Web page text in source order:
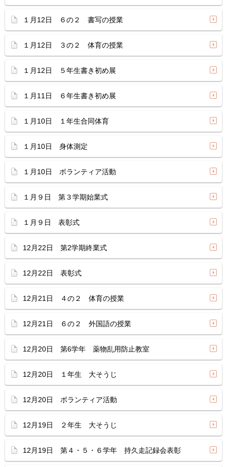
１月12日 ６の２ 書写の授業
１月12日 ３の２ 体育の授業
１月12日 ５年生書き初め展
１月11日 ６年生書き初め展
１月10日 １年生合同体育
１月10日 身体測定
１月10日 ボランティア活動
１月９日 第３学期始業式
１月９日 表彰式
12月22日 第2学期終業式
12月22日 表彰式
12月21日 ４の２ 体育の授業
12月21日 ６の２ 外国語の授業
12月20日 第6学年 薬物乱用防止教室
12月20日 １年生 大そうじ
12月20日 ボランティア活動
12月19日 ２年生 大そうじ
12月19日 第４・５・６学年 持久走記録会表彰